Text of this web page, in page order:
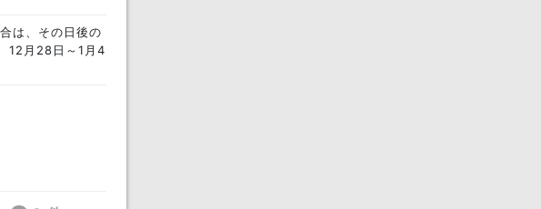
は、その日後の
12月28日～1月4